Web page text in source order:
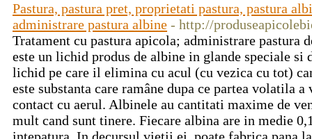
Pastura, pastura pret, proprietati pastura, pastura
administrare pastura albine - http://
Tratament cu pastura apicola; administrare pastura
este un lichid produs de albine in glande speciale si
lichid pe care il elimina cu acul (cu vezica cu tot)
este substanta care ramâne dupa ce partea volatila
contact cu aerul. Albinele au cantitati maxime de
mult cand sunt tinere. Fiecare albina are in medie